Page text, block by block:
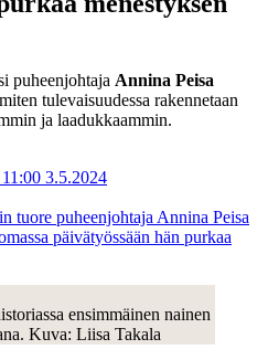
puheenjohtaja Annina Peisa
tulevaisuudessa rakennetaan
ja laadukkaammin.
3.5.2024
tuore puheenjohtaja Annina Peisa
päivätyössään hän purkaa
ensimmäinen nainen
Kuva: Liisa Takala